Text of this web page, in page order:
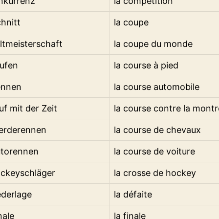
la coupe
la coupe du monde
la course à pied
la course automobile
mit der Zeit la course contre la
la course de chevaux
la course de voiture
la crosse de hockey
la défaite
la finale